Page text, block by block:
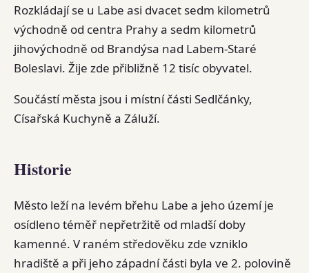
Rozkládají se u Labe asi dvacet sedm kilometrů
východně od centra Prahy a sedm kilometrů
jihovýchodně od Brandýsa nad Labem-Staré
Boleslavi. Žije zde přibližně 12 tisíc obyvatel.
Součástí města jsou i místní části Sedlčánky,
Císařská Kuchyně a Záluží.
Historie
Město leží na levém břehu Labe a jeho území je
osídleno téměř nepřetržitě od mladší doby
kamenné. V raném středověku zde vzniklo
hradiště a při jeho západní části byla ve 2. polovině